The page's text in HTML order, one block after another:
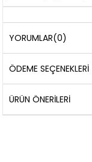
YORUMLAR(0)
ÖDEME SEÇENEKLERI
ÜRÜN ÖNERILERI